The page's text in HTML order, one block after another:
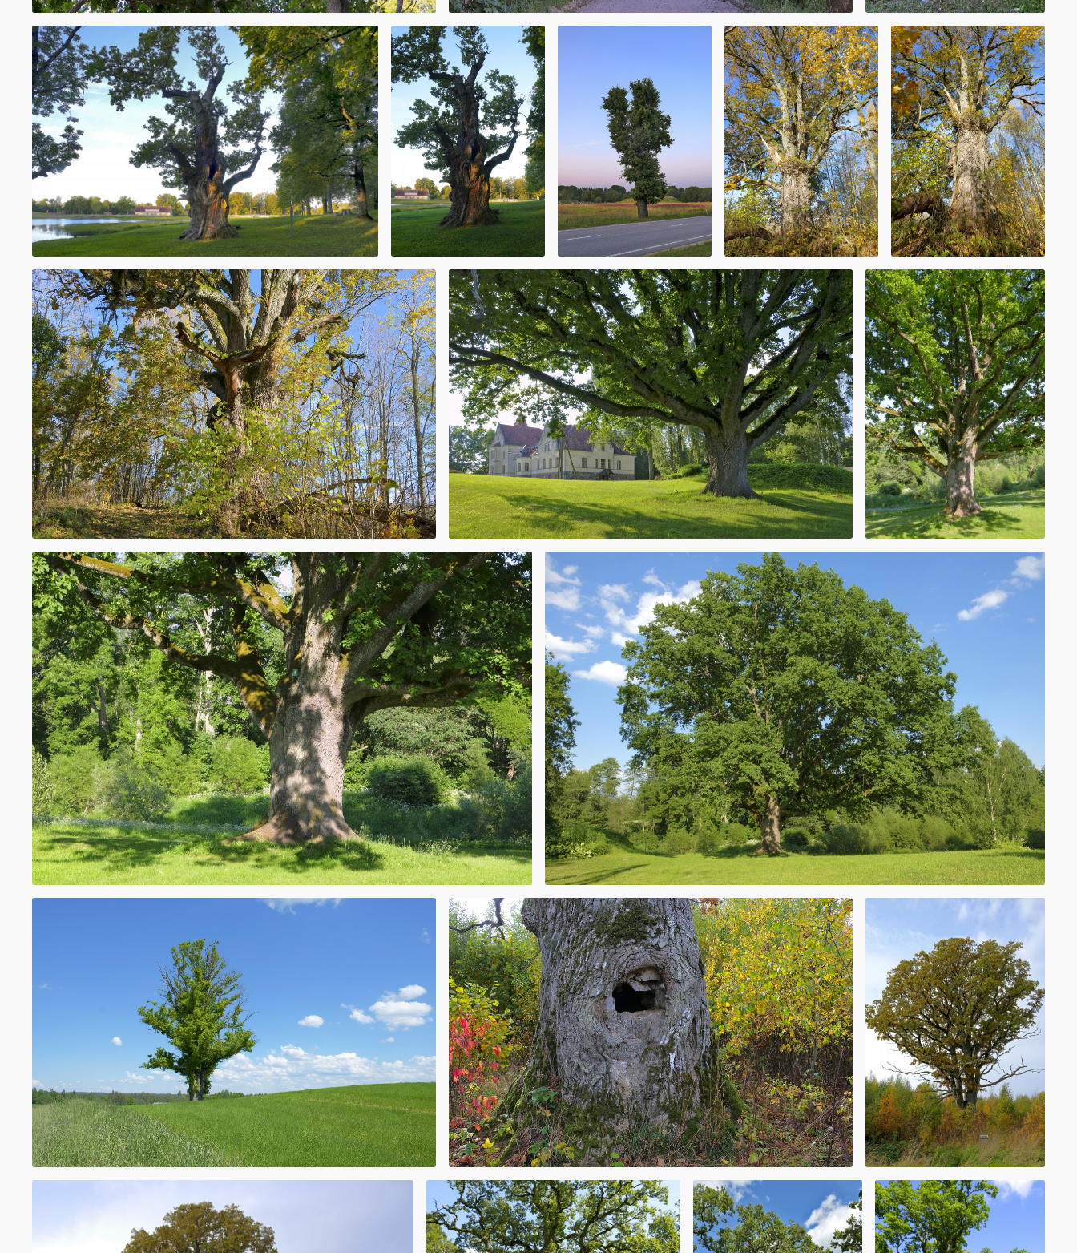
pamatojas uz miecvielu spēju sablīvēt, miecēt ādu, gļotādas.
No drogas gatavo tējas un novārījumus, kurus lieto kā
savelkošus, pretiekaisuma līdzekļus, caurejas, kuņģa un
zarnu asiņošanu ārstēšanai. Ārīgi tos lieto mutes dobuma
skalošanai hroniska rīkles iekaisuma (tonsilīta), stomatītu,
kā arī ādas iekaisumu, ja izdalās daudz eksudātu, un
apdegumu ārstēšanai, pret hemoroidālām asiņošanām,
peldēm pret roku un kāju svīšanu, skalojumiem,
uroģenitālo orgānu, akūtu iekaisumu ārstēšanai. Tautas
medicīnā parastā ozola mizu izmanto tāpat kā zinātniskajā
medicīnā, bet bez tam vēl apsaldējumu, izgulējumu,
skrofulozes ārstēšanai, skalojumiem pret baltajiem ziediem
un trihomonu invāzijām. Iekšķīgi lieto dizentērijas,
pārmērīgu menstruālo asiņošanu, urīnpūšļa iekaisumu,
cingas, rahīta, aknu un liesas slimību ārstēšanai, kā arī pret
saindēšanos ar sēnēm un vara sāļiem. Uz lapām
izveidojušos pangu novārījumu lieto apdegumu un
apsaldējumu ārstēšanai. Ozolu mizas pulveri ar melnās
papeles pumpuriem līdzīgās daļās vārot eļļā vai taukos (uz 1
- 2 ēdamkarotēm drogas 10 ēdamkarotes eļļas), gatavo
ziedi, ko lieto izgulējumu ārstēšanai. Ozolu miza ietilpst
dažādu jaukto tēju sastāvā.
Dižozoli
Dižkoku skaita ziņā Latvijā lielākā daļa ir ozoli, bet visas
pārējās koku sugas kopā veido tikai mazāko daļu. Latvijas
lielākie dižozoli pārsniedz 9 metru apkārtmēru. Kaives
dižozols, kas atrodas Tukuma novada Sēmes pagastā ar
10,2 m apkārtmēru ir resnākais ozols Baltijā un
Ziemeļeiropā.
Kopš 2010. gada pavasara 16. marta Latvijā Ministru
kabinets noteikumos Nr. 264 „Īpaši aizsargājamo dabas
teritoriju vispārējie aizsardzības un izmantošanas
noteikumi” ir noteicis mazākus izmērus kokiem, kuri ir
aizsargājami koki un uzskatāmi par dižkokiem. Esam
izpratuši un apzināmies savu bagātību un tagad dižkokus
nosakām pēc tādiem pašiem kritērijiem kā visā Eiropā.
Ozolam jāsasniedz 4 m apkārtmērs 1,3 m augstumā no
zemes, lai kļūtu par dižozolu, vai arī jāstiepjas 32 m
augstumā. Līdz izmaiņām dižozols Latvijā skaitijās tikai no
5m apkārtmēra sasniegšanas. Aizsargājamo teritoriju arī
dižkoku var apzīmēt ar speciālu „ozollapas zīmi”. Šo zīmju
sagatavošanu un izvietošanu nodrošina Dabas aizsardzības
pārvalde sadarbībā ar attiecīgo pašvaldību.
lv.wikipedia.org